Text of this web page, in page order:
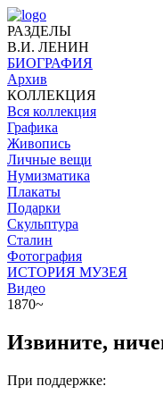
РАЗДЕЛЫ
В.И. ЛЕНИН
БИОГРАФИЯ
Архив
КОЛЛЕКЦИЯ
Вся коллекция
Графика
Живопись
Личные вещи
Нумизматика
Плакаты
Подарки
Скульптура
Сталин
Фотография
ИСТОРИЯ МУЗЕЯ
Видео
1870~
Извините,
При поддержке: